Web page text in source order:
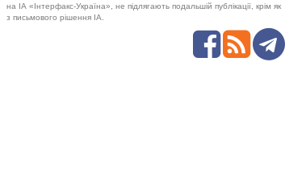
на ІА «Інтерфакс-Україна», не підлягають подальшій публікації, крім як
з письмового рішення ІА.